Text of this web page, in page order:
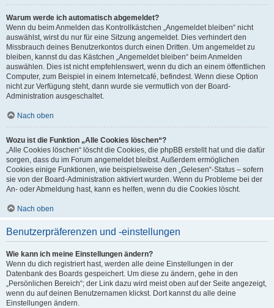
Warum werde ich automatisch abgemeldet?
Wenn du beim Anmelden das Kontrollkästchen „Angemeldet bleiben“ nicht
auswählst, wirst du nur für eine Sitzung angemeldet. Dies verhindert den
Missbrauch deines Benutzerkontos durch einen Dritten. Um angemeldet zu
bleiben, kannst du das Kästchen „Angemeldet bleiben“ beim Anmelden
auswählen. Dies ist nicht empfehlenswert, wenn du dich an einem öffentlichen
Computer, zum Beispiel in einem Internetcafé, befindest. Wenn diese Option
nicht zur Verfügung steht, dann wurde sie vermutlich von der Board-
Administration ausgeschaltet.
Nach oben
Wozu ist die Funktion „Alle Cookies löschen“?
„Alle Cookies löschen“ löscht die Cookies, die phpBB erstellt hat und die dafür
sorgen, dass du im Forum angemeldet bleibst. Außerdem ermöglichen
Cookies einige Funktionen, wie beispielsweise den „Gelesen“-Status – sofern
sie von der Board-Administration aktiviert wurden. Wenn du Probleme bei der
An- oder Abmeldung hast, kann es helfen, wenn du die Cookies löscht.
Nach oben
Benutzerpräferenzen und -einstellungen
Wie kann ich meine Einstellungen ändern?
Wenn du dich registriert hast, werden alle deine Einstellungen in der
Datenbank des Boards gespeichert. Um diese zu ändern, gehe in den
„Persönlichen Bereich“; der Link dazu wird meist oben auf der Seite angezeigt,
wenn du auf deinen Benutzernamen klickst. Dort kannst du alle deine
Einstellungen ändern.